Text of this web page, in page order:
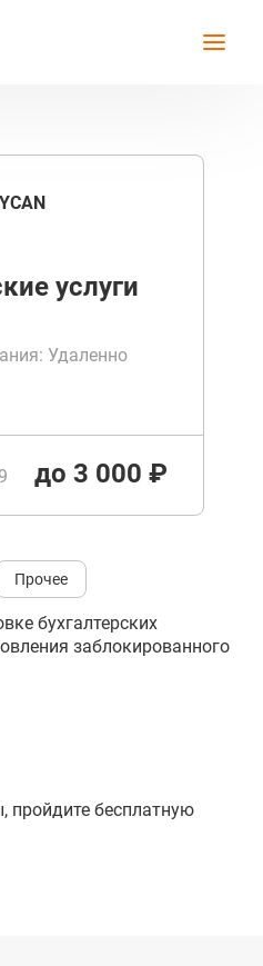
услуги
Удаленно
до 3 000 ₽
Прочее
бухгалтерских
заблокированного
пройдите бесплатную